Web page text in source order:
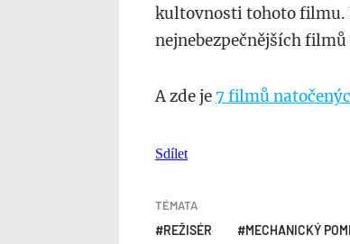
kultovnosti tohoto filmu.
nejnebezpečnějších filmů
A zde je7 filmů
Sdílet
TÉMATA
REŽISÉR MECHANICKÝ